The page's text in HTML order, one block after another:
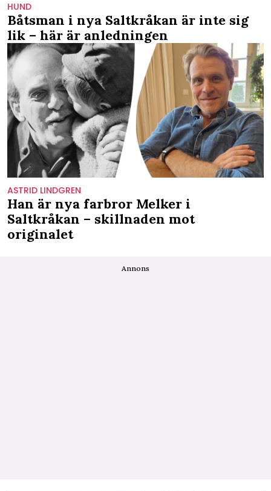
HUND
Båtsman i nya Saltkråkan är inte sig
lik – här är anledningen
ASTRID LINDGREN
Han är nya farbror Melker i
Saltkråkan – skillnaden mot
originalet
Annons